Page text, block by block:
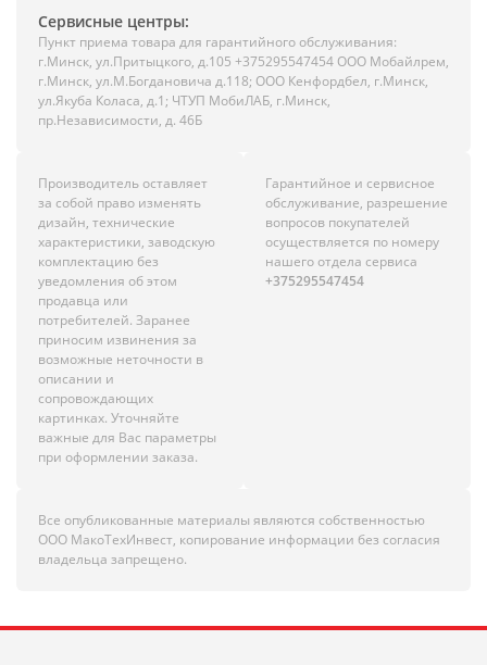
Сервисные центры:
Пункт приема товара для гарантийного обслуживания:
г.Минск, ул.Притыцкого, д.105 +375295547454 ООО Мобайлрем,
г.Минск, ул.М.Богдановича д.118; ООО Кенфордбел, г.Минск,
ул.Якуба Коласа, д.1; ЧТУП МобиЛАБ, г.Минск,
пр.Независимости, д. 46Б
Производитель оставляет
за собой право изменять
дизайн, технические
характеристики, заводскую
комплектацию без
уведомления об этом
продавца или
потребителей. Заранее
приносим извинения за
возможные неточности в
описании и
сопровождающих
картинках. Уточняйте
важные для Вас параметры
при оформлении заказа.
Гарантийное и сервисное
обслуживание, разрешение
вопросов покупателей
осуществляется по номеру
нашего отдела сервиса
+375295547454
Все опубликованные материалы являются собственностью
ООО МакоТехИнвест, копирование информации без согласия
владельца запрещено.